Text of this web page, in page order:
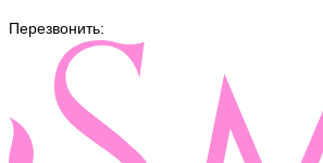
Перезвонить: